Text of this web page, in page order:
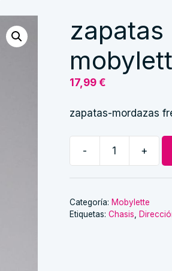
17,99 €
zapatas-mordazas
-
trasero
mobylette
+
Categoría: Mobylette
Etiquetas: Chasis